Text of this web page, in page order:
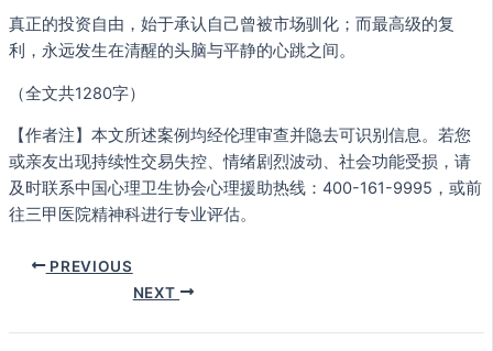
真正的投资自由，始于承认自己曾被市场驯化；而最高级的复
利，永远发生在清醒的头脑与平静的心跳之间。
（全文共1280字）
【作者注】本文所述案例均经伦理审查并隐去可识别信息。若您
或亲友出现持续性交易失控、情绪剧烈波动、社会功能受损，请
及时联系中国心理卫生协会心理援助热线：400-161-9995，或前
往三甲医院精神科进行专业评估。
PREVIOUS
NEXT